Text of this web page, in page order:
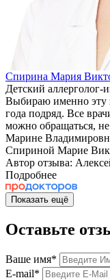
Спирина Мария
Детский аллерголог-
Выбираю именно эту
года подряд. Все
можно обращаться,
Марине
Спириной Марие
Автор отзыва:
Подробнее
Показать ещё
Оставьте
Ваше имя*
E-mail*